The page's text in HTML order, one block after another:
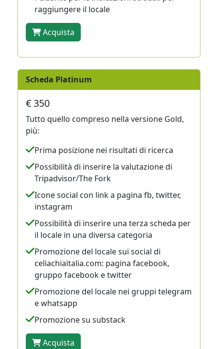
raggiungere il locale
Acquista
Scheda Platinum
€ 350
Tutto quello compreso nella versione Gold,
più:
Prima posizione nei risultati di ricerca
Possibilità di inserire la valutazione di
Tripadvisor/The Fork
Icone social con link a pagina fb, twitter,
instagram
Possibilità di inserire una terza scheda per
il locale in una diversa categoria
Promozione del locale sui social di
celiachiaitalia.com: pagina facebook,
gruppo facebook e twitter
Promozione del locale nei gruppi telegram
e whatsapp
Promozione su substack
Acquista